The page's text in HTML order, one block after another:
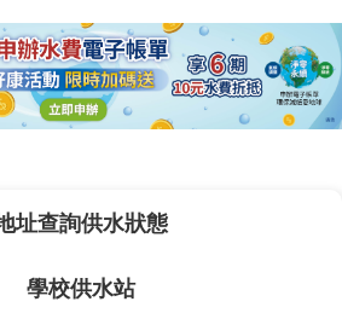
小心！近期詐騙簡訊及釣魚
水處請用戶提高警覺避免受騙
子繳費憑證郵件，請提高警覺避
址查詢供水狀態
學校供水站